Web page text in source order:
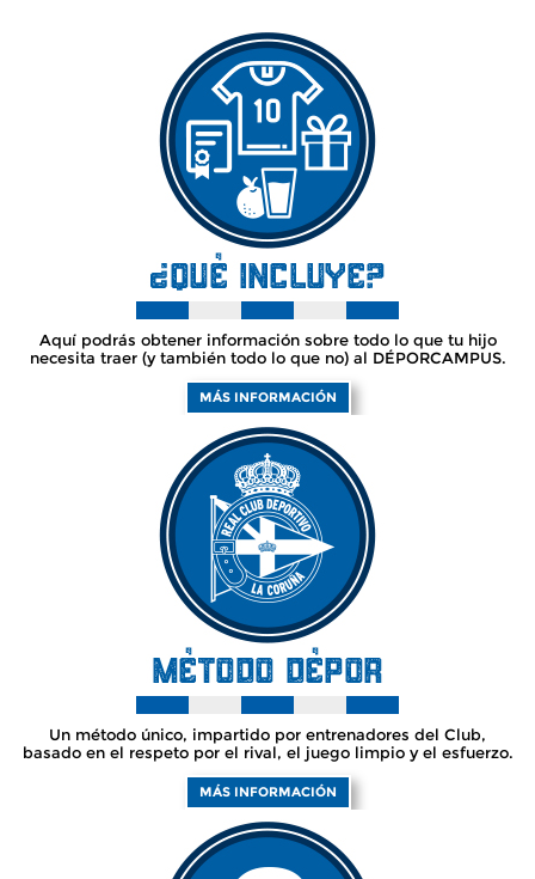
Aquí podrás obtener información sobre todo lo que tu hijo
necesita traer (y también todo lo que no) al DÉPORCAMPUS.
MÁS INFORMACIÓN
Un método único, impartido por entrenadores del Club,
basado en el respeto por el rival, el juego limpio y el esfuerzo.
MÁS INFORMACIÓN